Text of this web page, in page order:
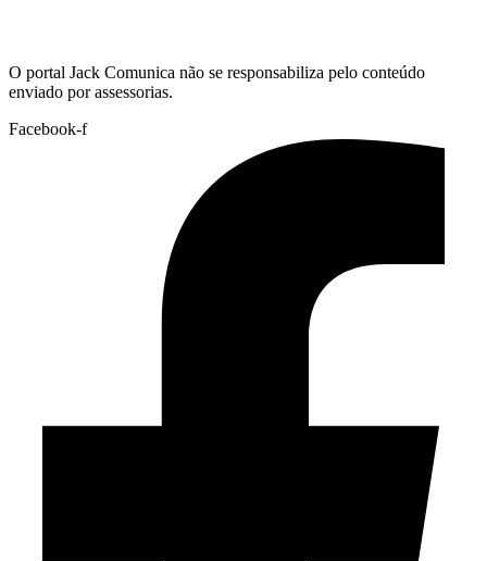
O portal Jack Comunica não se responsabiliza pelo conteúdo
enviado por assessorias.
Facebook-f